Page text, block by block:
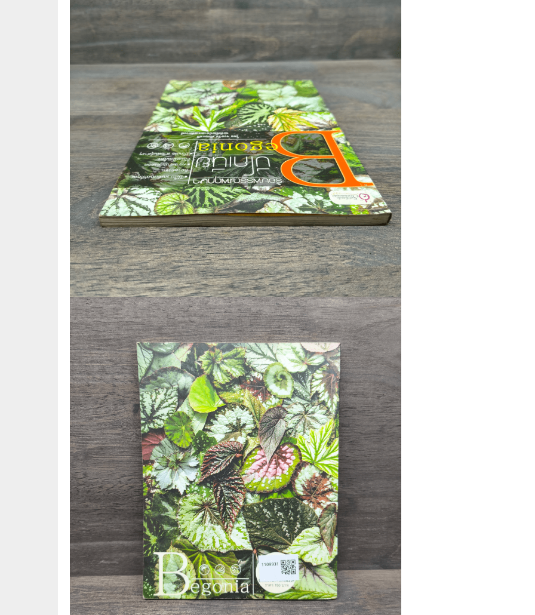
🏺 อิงประวัติศาสตร์
🏮 นิยายจีน
🌞 นิยายแจ่มใส
❤️ รัก โรแมนติก
❤️‍🔥❤️‍🔥 นิยายรัก ราคาถูกสุด
💀 ผี สยองขวัญ ระทึกขวัญ
🎭 ดราม่า ชีวิต
🌔 ลึกลับ
🔍 สืบสวน สอบสวน
⚔️ แอ็คชั่น ต่อสู้
⛺ ผจญภัย
😀 ตลก สนุกสนาน
นิยาย วรรณกรรม
หนังสือการ์ตูนภาษาญี่ปุ่น
กล่อง BOXSET การ์ตูน
หนังสือการ์ตูน
🐲 หนังสือเด็ก
🪐 ความรู้สำหรับเด็ก
🐲 นิทาน